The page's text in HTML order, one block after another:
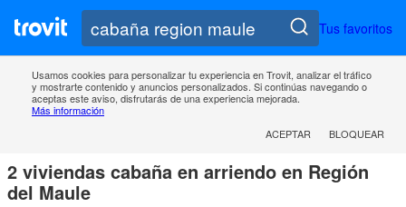
Tus favoritos
Usamos cookies para personalizar tu experiencia en Trovit, analizar el tráfico
y mostrarte contenido y anuncios personalizados. Si continúas navegando o
aceptas este aviso, disfrutarás de una experiencia mejorada.
Más información
ACEPTAR
BLOQUEAR
2 viviendas cabaña en arriendo en Región
del Maule